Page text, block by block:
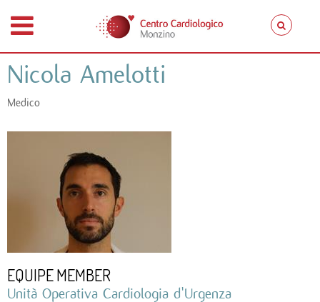
Nicola Amelotti
Medico
EQUIPE MEMBER
Unità Operativa Cardiologia d'Urgenza